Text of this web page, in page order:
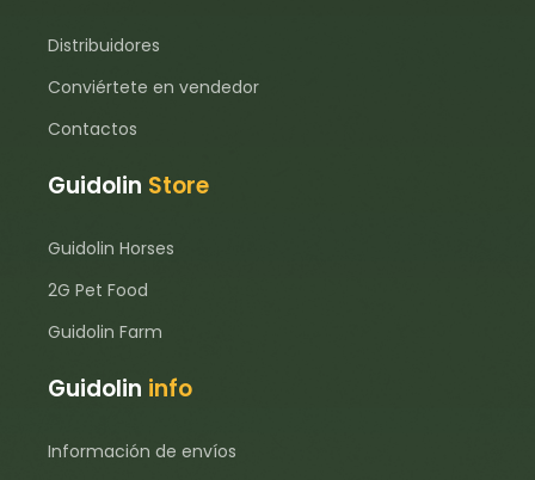
Distribuidores
Conviértete en vendedor
Contactos
Guidolin Store
Guidolin Horses
2G Pet Food
Guidolin Farm
Guidolin info
Información de envíos